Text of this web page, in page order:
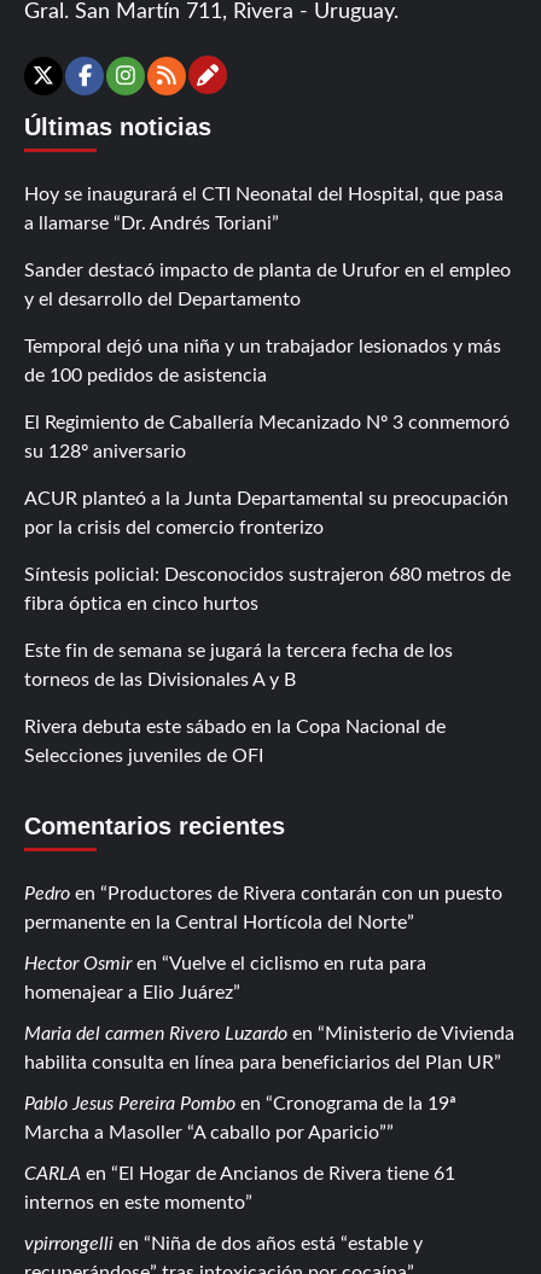
Gral. San Martín 711, Rivera - Uruguay.
X Facebook
Instagram
RSSContáctanos
Últimas noticias
Hoy se inaugurará el CTI Neonatal del Hospital, que pasa
a llamarse “Dr. Andrés Toriani”
Sander destacó impacto de planta de Urufor en el empleo
y el desarrollo del Departamento
Temporal dejó una niña y un trabajador lesionados y más
de 100 pedidos de asistencia
El Regimiento de Caballería Mecanizado Nº 3 conmemoró
su 128º aniversario
ACUR planteó a la Junta Departamental su preocupación
por la crisis del comercio fronterizo
Síntesis policial: Desconocidos sustrajeron 680 metros de
fibra óptica en cinco hurtos
Este fin de semana se jugará la tercera fecha de los
torneos de las Divisionales A y B
Rivera debuta este sábado en la Copa Nacional de
Selecciones juveniles de OFI
Comentarios recientes
Pedro en
Productores de Rivera contarán con un puesto
permanente en la Central Hortícola del Norte
Hector Osmiren
Vuelve el ciclismo en ruta para
homenajear a Elio Juárez
Maria del carmen Rivero Luzardo en
Ministerio de Vivienda
habilita consulta en línea para beneficiarios del Plan UR
Pablo Jesus Pereira Pombo en
Cronograma de la 19ª
Marcha a Masoller “A caballo por Aparicio”
CARLA en
El Hogar de Ancianos de Rivera tiene 61
internos en este momento
vpirrongelli en
Niña de dos años está “estable y